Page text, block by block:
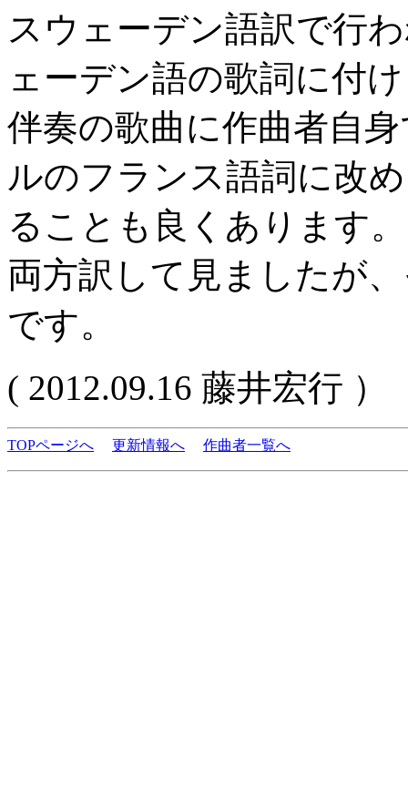
スウェーデン語訳で行
ェーデン語の歌詞に付
伴奏の歌曲に作曲者自
ルのフランス語詞に改
ることも良くあります。
両方訳して見ましたが
です。
( 2012.09.16 藤井宏行 ）
TOPページへ 更新情報へ 作曲者一覧へ